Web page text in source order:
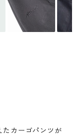
たカーゴパンツが